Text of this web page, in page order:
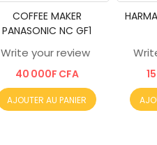
COFFEE MAKER
PANASONIC NC GF1
Write your review
40 000F CFA
AJOUTER AU PANIER